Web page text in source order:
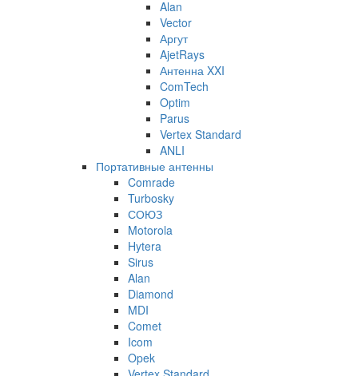
Alan
Vector
Аргут
AjetRays
Антенна XXI
ComTech
Optim
Parus
Vertex Standard
ANLI
Портативные антенны
Comrade
Turbosky
СОЮЗ
Motorola
Hytera
Sirus
Alan
Diamond
MDI
Comet
Icom
Opek